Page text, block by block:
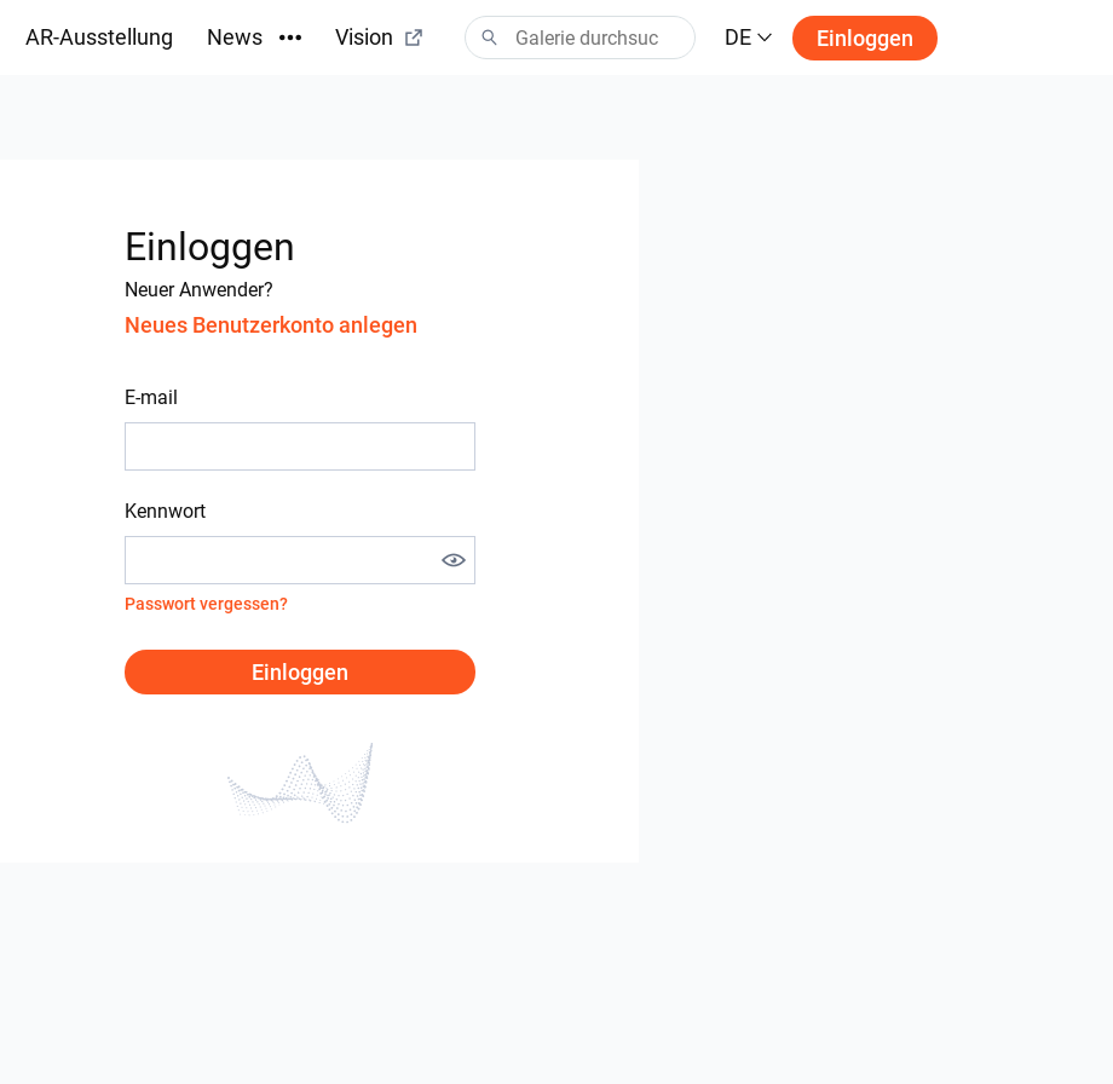
AR-Ausstellung News Vision DE Einloggen
Einloggen
Neuer Anwender?
Neues Benutzerkonto anlegen
E-mail
Kennwort
Passwort vergessen?
Einloggen